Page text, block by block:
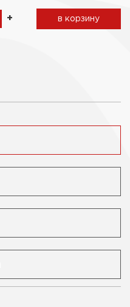
+ в корзину